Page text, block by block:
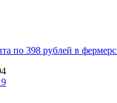
по 398 рублей в